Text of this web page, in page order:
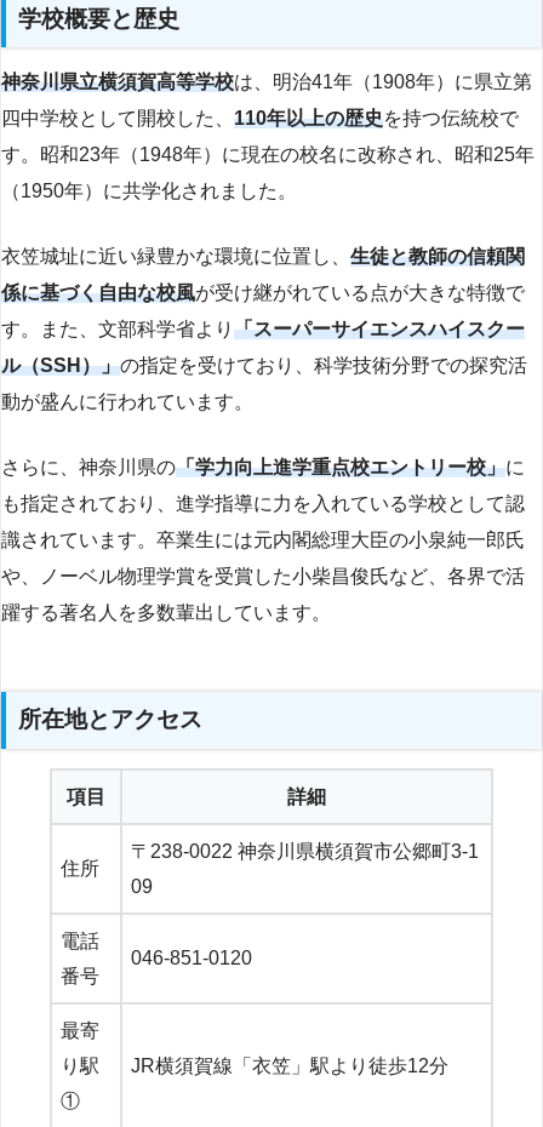
学校概要と歴史
神奈川県立横須賀高等学校は、明治41年（1908年）に県立第
四中学校として開校した、 110年以上の歴史を持つ伝統校で
す。昭和23年（1948年）に現在の校名に改称され、昭和25年
（1950年）に共学化されました。
衣笠城址に近い緑豊かな環境に位置し、 生徒と教師の信頼関
係に基づく自由な校風が受け継がれている点が大きな特徴で
す。また、文部科学省より 「スーパーサイエンスハイスクー
ル（SSH）」の指定を受けており、科学技術分野での探究活
動が盛んに行われています。
さらに、神奈川県の「学力向上進学重点校エントリー校」に
も指定されており、進学指導に力を入れている学校として認
識されています。卒業生には元内閣総理大臣の小泉純一郎氏
や、ノーベル物理学賞を受賞した小柴昌俊氏など、各界で活
躍する著名人を多数輩出しています。
所在地とアクセス
項目 詳細
住所
〒238-0022 神奈川県横須賀市公郷町3-1
09
電話
番号
046-851-0120
最寄
り駅
①
JR横須賀線「衣笠」駅より徒歩12分